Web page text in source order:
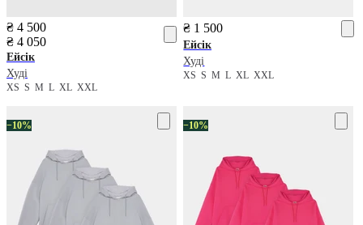
₴ 4 500
₴ 4 050
Ейсік
Худі
XS S M L XL XXL
₴ 1 500
Ейсік
Худі
XSSMLXLXXL
−10% −10%